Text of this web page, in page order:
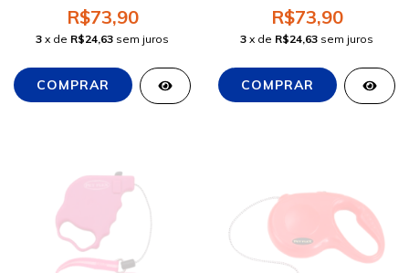
R$73,90
3 x de R$24,63 sem juros
R$73,90
3 x de R$24,63 sem juros